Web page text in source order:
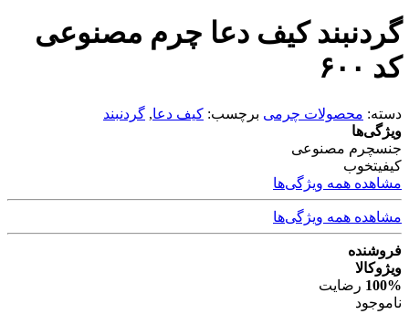
گردنبند کیف دعا چرم مصنوعی
کد ۶۰۰
دسته: محصولات چرمی برچسب: کیف دعا, گردنبند
ویژگی‌ها
جنسچرم مصنوعی
کیفیتخوب
مشاهده همه ویژگی‌ها
مشاهده همه ویژگی‌ها
فروشنده
ویژوکالا
100% رضایت
ناموجود